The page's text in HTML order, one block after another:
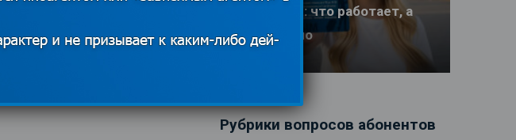
Интернет в Китае: что работает, а
что заблокировано
Рубрики вопросов абонентов